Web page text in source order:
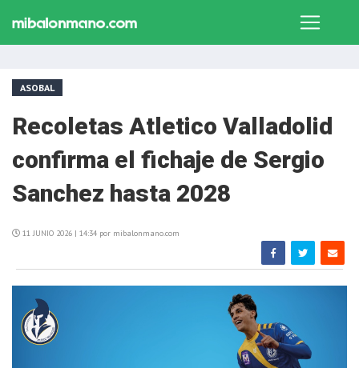
ASOBAL
Recoletas Atletico Valladolid
confirma el fichaje de Sergio
Sanchez hasta 2028
11 JUNIO 2026 | 14:34 por mibalonmano.com